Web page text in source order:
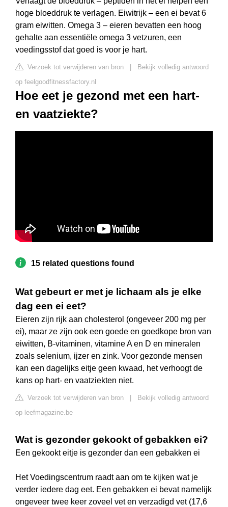
hoge bloeddruk te verlagen. Eiwitrijk – een ei bevat 6
gram eiwitten. Omega 3 – eieren bevatten een hoog
gehalte aan essentiële omega 3 vetzuren, een
voedingsstof dat goed is voor je hart.
Verzoek tot verwijderen van bron
Bekijk volledig antwoord
op feelgoodfitnessfactory.nl
Hoe eet je gezond met een hart-
en vaatziekte?
15 related questions found
Wat gebeurt er met je lichaam als je elke
dag een ei eet?
Eieren zijn rijk aan cholesterol (ongeveer 200 mg per
ei), maar ze zijn ook een goede en goedkope bron van
eiwitten, B-vitaminen, vitamine A en D en mineralen
zoals selenium, ijzer en zink. Voor gezonde mensen
kan een dagelijks eitje geen kwaad, het verhoogt de
kans op hart- en vaatziekten niet.
Verzoek tot verwijderen van bron
Bekijk volledig antwoord
op leefmagazine.be
Wat is gezonder gekookt of gebakken ei?
Een gekookt eitje is gezonder dan een gebakken ei
Het Voedingscentrum raadt aan om te kijken wat je
verder iedere dag eet. Een gebakken ei bevat namelijk
ongeveer twee keer zoveel vet en verzadigd vet (17,6